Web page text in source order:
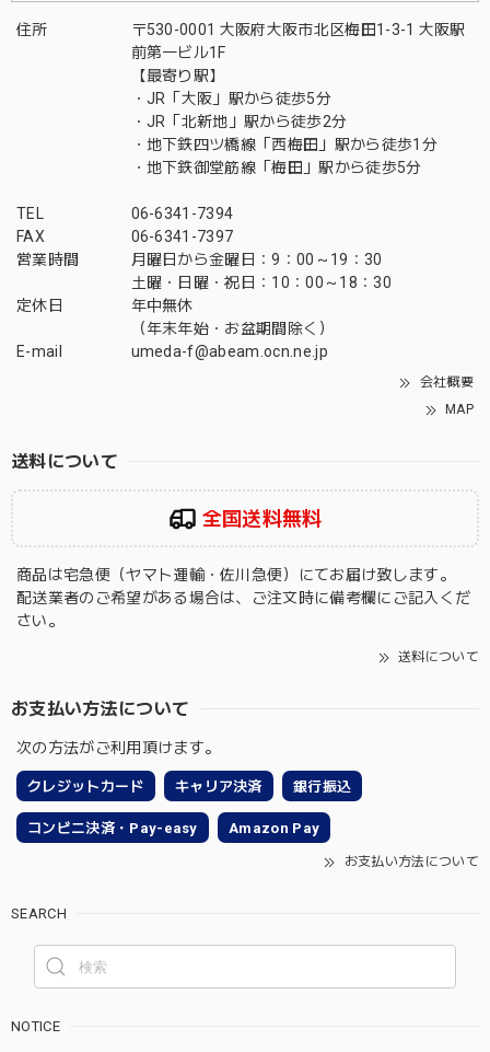
住所
〒530-0001 大阪府大阪市北区梅田1-3-1 大阪駅
前第一ビル1F
【最寄り駅】
・JR「大阪」駅から徒歩5分
・JR「北新地」駅から徒歩2分
・地下鉄四ツ橋線「西梅田」駅から徒歩1分
・地下鉄御堂筋線「梅田」駅から徒歩5分
TEL
06-6341-7394
FAX
06-6341-7397
営業時間
月曜日から金曜日：9：00～19：30
土曜・日曜・祝日：10：00～18：30
定休日
年中無休
（年末年始・お盆期間除く）
E-mail
umeda-f@abeam.ocn.ne.jp
会社概要
MAP
送料について
全国送料無料
商品は宅急便（ヤマト運輸・佐川急便）にてお届け致します。
配送業者のご希望がある場合は、ご注文時に備考欄にご記入くだ
さい。
送料について
お支払い方法について
次の方法がご利用頂けます。
クレジットカード キャリア決済 銀行振込
コンビニ決済・Pay-easy Amazon Pay
お支払い方法について
SEARCH
NOTICE